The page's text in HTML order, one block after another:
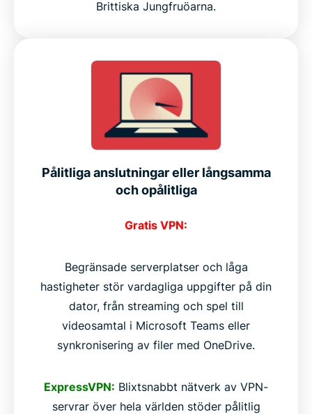
Brittiska Jungfruöarna.
Pålitliga anslutningar eller långsamma
och opålitliga
Gratis VPN:
Begränsade serverplatser och låga
hastigheter stör vardagliga uppgifter på din
dator, från streaming och spel till
videosamtal i Microsoft Teams eller
synkronisering av filer med OneDrive.
ExpressVPN: Blixtsnabbt nätverk av VPN-
servrar över hela världen stöder pålitlig